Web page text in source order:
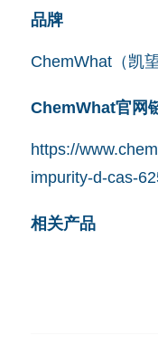
品牌
ChemWhat（凯
ChemWhat官网
https://
impurity-d-cas-
相关产品